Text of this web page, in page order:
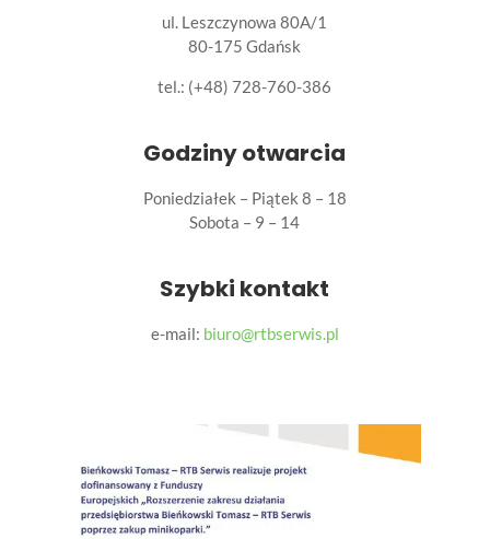
ul. Leszczynowa 80A/1
80-175 Gdańsk
tel.: (+48) 728-760-386
Godziny otwarcia
Poniedziałek – Piątek 8 – 18
Sobota – 9 – 14
Szybki kontakt
e-mail: biuro@rtbserwis.pl